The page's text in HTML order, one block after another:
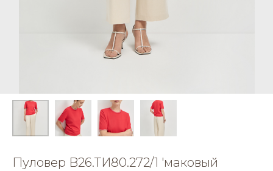
Пуловер B26.ТИ80.272/1 'маковый